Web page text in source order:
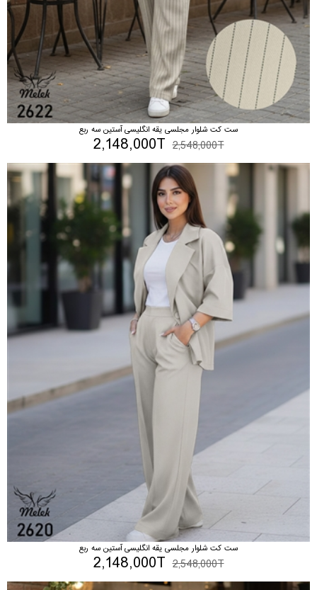
ست کت شلوار مجلسی یقه انگلیسی آستین سه ربع
2,548,000T
2,148,000T
ست کت شلوار مجلسی یقه انگلیسی آستین سه ربع
2,548,000T
2,148,000T